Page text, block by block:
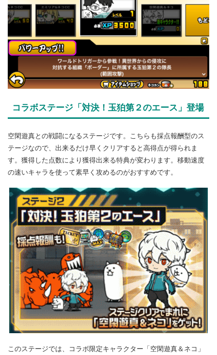
コラボステージ「対決！玉狛第２のエース」登場
空閑遊真との戦闘になるステージです。こちらも採点報酬型のス
テージなので、出来るだけ早くクリアすると高得点が得られま
す。獲得した点数により獲得出来る特典が変わります。移動速度
の速いキャラを使って素早く攻めるのがおすすめです。
このステージでは、コラボ限定キャラクター「空閑遊真＆ネコ」